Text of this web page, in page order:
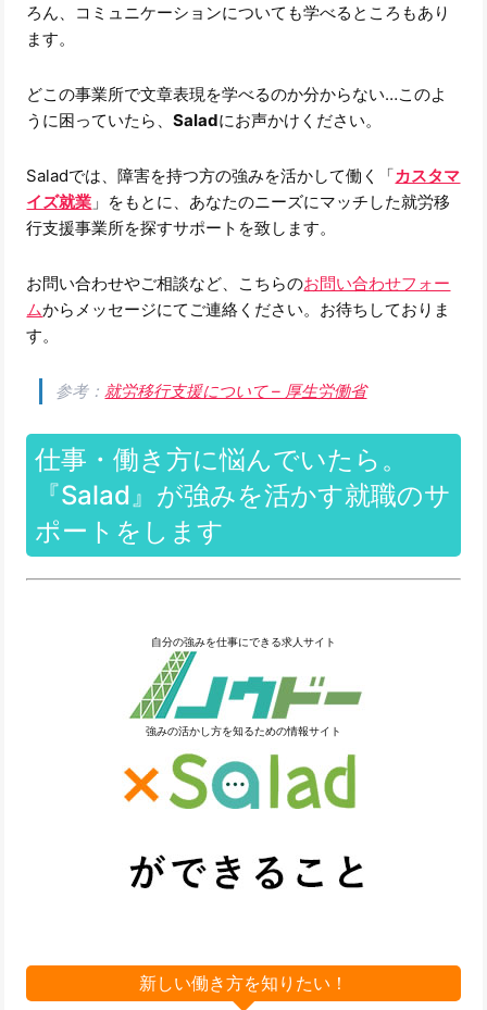
ろん、コミュニケーションについても学べるところもあり
ます。
どこの事業所で文章表現を学べるのか分からない…このよ
うに困っていたら、Saladにお声かけください。
Saladでは、障害を持つ方の強みを活かして働く「カスタマ
イズ就業 」をもとに、あなたのニーズにマッチした就労移
行支援事業所を探すサポートを致します。
お問い合わせやご相談など、こちらのお問い合わせフォー
ムからメッセージにてご連絡ください。お待ちしておりま
す。
参考：就労移行支援について – 厚生労働省
仕事・働き方に悩んでいたら。
『Salad』が強みを活かす就職のサ
ポートをします
自分の強みを仕事にできる求人サイト
強みの活かし方を知るための情報サイト
新しい働き方を知りたい！